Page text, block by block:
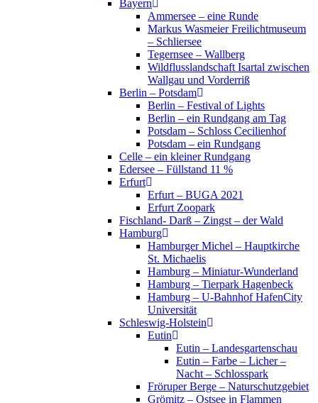
Bayern
Ammersee – eine Runde
Markus Wasmeier Freilichtmuseum
– Schliersee
Tegernsee – Wallberg
Wildflusslandschaft Isartal zwischen
Wallgau und Vorderriß
Berlin – Potsdam
Berlin – Festival of Lights
Berlin – ein Rundgang am Tag
Potsdam – Schloss Cecilienhof
Potsdam – ein Rundgang
Celle – ein kleiner Rundgang
Edersee – Füllstand 11 %
Erfurt
Erfurt – BUGA 2021
Erfurt Zoopark
Fischland- Darß – Zingst – der Wald
Hamburg
Hamburger Michel – Hauptkirche
St. Michaelis
Hamburg – Miniatur-Wunderland
Hamburg – Tierpark Hagenbeck
Hamburg – U-Bahnhof HafenCity
Universität
Schleswig-Holstein
Eutin
Eutin – Landesgartenschau
Eutin – Farbe – Licher –
Nacht – Schlosspark
Fröruper Berge – Naturschutzgebiet
Grömitz – Ostsee in Flammen